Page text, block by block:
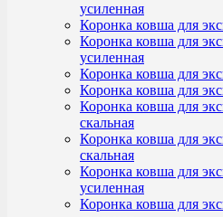
усиленная
Коронка ковша для
Коронка ковша для
усиленная
Коронка ковша для
Коронка ковша для
Коронка ковша для
скальная
Коронка ковша для
скальная
Коронка ковша для
усиленная
Коронка ковша для